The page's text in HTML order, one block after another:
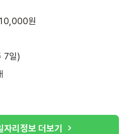
원
7일)
자리정보 더보기